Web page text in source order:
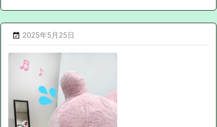
 2025年5月25日